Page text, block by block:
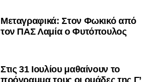
Μεταγραφικά: Στον Φωκικό από
τον ΠΑΣ Λαμία ο Φυτόπουλος
Στις 31 Ιουλίου μαθαίνουν το